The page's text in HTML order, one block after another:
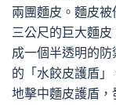
兩團麵皮。麵皮
三公尺的巨大麵
成一個半透明的
的「水餃皮護盾
地擊中麵皮護盾，